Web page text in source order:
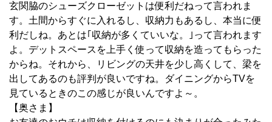
玄関脇のシューズクローゼットは便利だねって言われま
す。土間からすぐに入れるし、収納力もあるし、本当に便
利だしね。あとは｢収納が多くていいな。｣って言われます
よ。デットスペースを上手く使って収納を造ってもらった
からね。それから、リビングの天井を少し高くして、梁を
出してあるのも評判が良いですね。ダイニングからTVを
見ているときのこの感じが良いんですよ～。
【奥さま】